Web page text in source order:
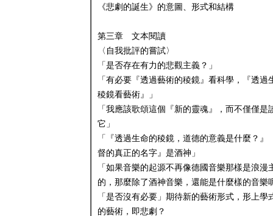
《悲劇的誕生》的意圖、形式和結構
第三章 文本閱讀
〈自我批評的嘗試〉
「是否存在有力的悲觀主義？」
「有必要『透過藝術的稜鏡』看科學，『透過
稜鏡看藝術』」
「我應該歌頌這個『新的靈魂』，而不僅僅是
它」
「『透過生命的稜鏡，道德的意義是什麼？』
督的真正的名字』是酒神」
「如果音樂的起源不再像德國音樂那樣是浪漫
的，那麼除了酒神音樂，還能是什麼樣的音樂
「是否沒有必要」期待新的藝術形式，形上學
的藝術，即悲劇？